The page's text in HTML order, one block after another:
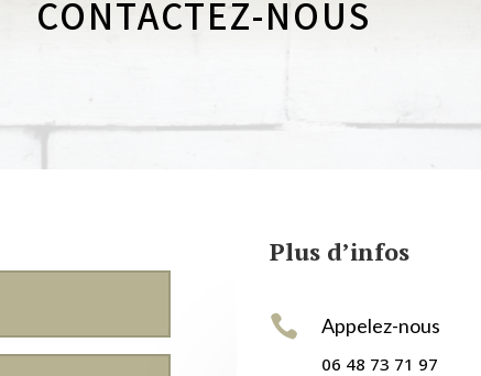
CONTACTEZ-NOUS
Plus d’infos
 Appelez-nous
06 48 73 71 97